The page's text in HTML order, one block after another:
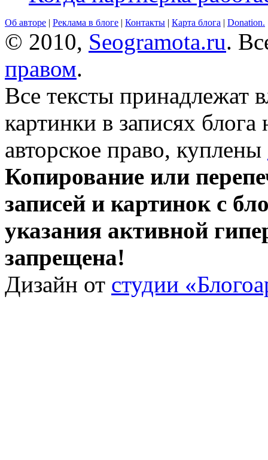
Об авторе | Реклама в блоге | Контакты | Карта блога | Donation.
© 2010, Seogramota.ru.
правом.
Все тексты принадлежат
картинки в записях
авторское право, куплены
Копирование или
записей и картинок с
указания активной
запрещена!
Дизайн от студии